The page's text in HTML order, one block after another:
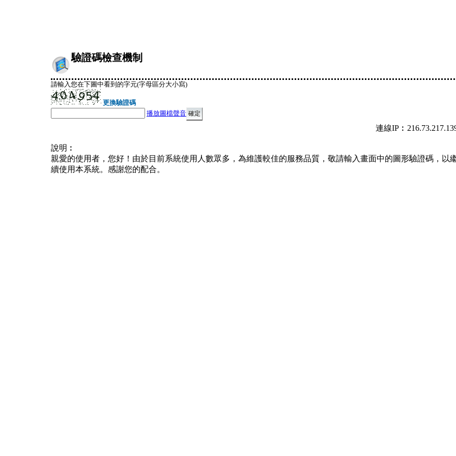
驗證碼檢查機制
請輸入您在下圖中看到的字元(字母區分大小寫)
更換驗證碼
播放圖檔聲音
連線
說明︰
親愛的使用者，您好！由於目前系統使用人數眾多，為維護較佳的服務品質，敬請輸入畫面中的圖形驗證碼，以
續使用本系統。感謝您的配合。